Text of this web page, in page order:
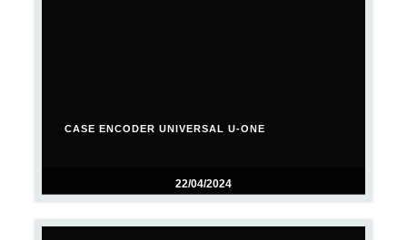
22/04/2024
CASE ENCODER UNIVERSAL U-ONE